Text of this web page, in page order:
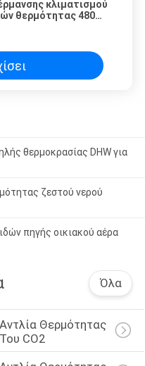
κλιματισμού
θερμότητας 480V
θερμοκρασίας DHW για
ζεστού νερού
πηγής οικιακού αέρα
Όλα
Αντλία Θερμότητας
Του CO2